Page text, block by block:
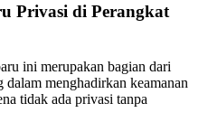
Privasi di Perangkat
ini merupakan bagian dari
menghadirkan keamanan
tidak ada privasi tanpa